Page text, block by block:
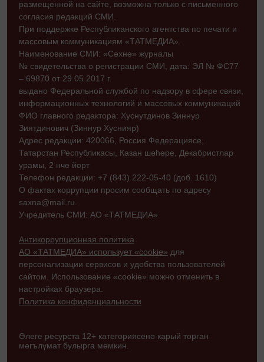
размещенной на сайте, возможна только с письменного
согласия редакций СМИ.
При поддержке Республиканского агентства по печати и
массовым коммуникациям «ТАТМЕДИА».
Наименование СМИ: «Сәхнә» журналы
№ свидетельства о регистрации СМИ, дата: ЭЛ № ФС77
– 69870 от 29.05.2017 г.
выдано Федеральной службой по надзору в сфере связи,
информационных технологий и массовых коммуникаций
ФИО главного редактора: Хуснутдинов Зиннур
Зиятдинович (Зиннур Хуснияр)
Адрес редакции: 420066, Россия Федерациясе,
Татарстан Республикасы, Казан шәһәре, Декабристлар
урамы, 2 нче йорт
Телефон редакции: +7 (843) 222-05-40 (доб. 1610)
О фактах коррупции просим сообщать по адресу
saxna@mail.ru.
Учредитель СМИ: АО «ТАТМЕДИА»
Антикоррупционная политика
АО «ТАТМЕДИА» использует «cookie» для
персонализации сервисов и удобства пользователей
сайтом. Использование «cookie» можно отменить в
настройках браузера.
Политика конфиденциальности
Әлеге ресурста 12+ категориясенә карый торган
мәгълүмат булырга мөмкин.